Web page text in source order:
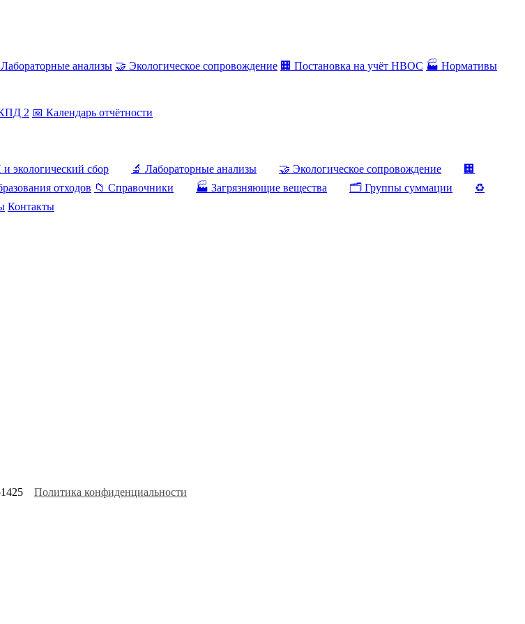
анализы 🤝 Экологическое сопровождение 🏢 Постановка на учёт НВОС 🏭 Нормативы
2 📅 Календарь отчётности
экологический сбор 🔬 Лабораторные анализы 🤝 Экологическое сопровождение
🏢
отходов 📁 Справочники 🏭 Загрязняющие вещества 🗂️ Группы суммации
♻️
Контакты
Политика конфиденциальности